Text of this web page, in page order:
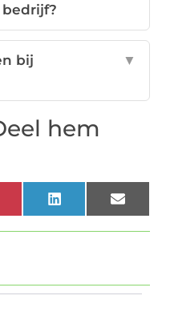
bij
▼
hem
LinkedInEmail